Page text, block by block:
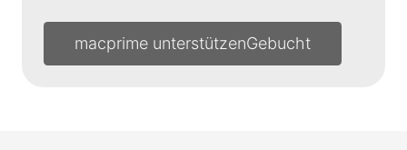
macprime unterstützen